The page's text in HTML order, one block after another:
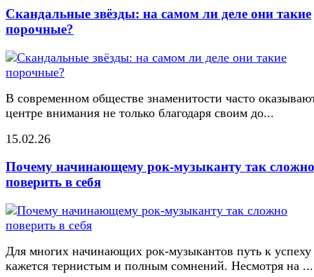
Скандальные звёзды: на самом ли деле они такие
порочные?
В современном обществе знаменитости часто
центре внимания не только благодаря своим до...
15.02.26
Почему начинающему рок-музыканту так сложно
поверить в себя
Для многих начинающих рок-музыкантов путь к успеху
кажется тернистым и полным сомнений. Несмотря на ...